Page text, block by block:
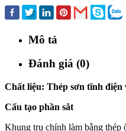
Mô tả
Đánh giá (0)
Chất liệu: Thép sơn tĩnh điện
Cấu tạo phần sắt
Khung trụ chính làm bằng thép